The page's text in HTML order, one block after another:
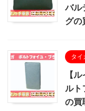
バル
グの
タイ
【
ルト
の買